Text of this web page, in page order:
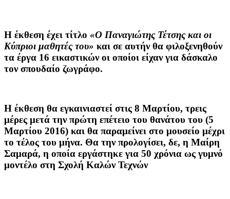
Η έκθεση έχει τίτλο «Ο Παναγιώτης Τέτσης και οι
Κύπριοι μαθητές του» και σε αυτήν θα φιλοξενηθούν
τα έργα 16 εικαστικών οι οποίοι είχαν για δάσκαλο
τον σπουδαίο ζωγράφο.
Η έκθεση θα εγκαινιαστεί στις 8 Μαρτίου, τρεις
μέρες μετά την πρώτη επέτειο του θανάτου του (5
Μαρτίου 2016) και θα παραμείνει στο μουσείο μέχρι
το τέλος του μήνα. Θα την προλογίσει, δε, η Μαίρη
Σαμαρά, η οποία εργάστηκε για 50 χρόνια ως γυμνό
μοντέλο στη Σχολή Καλών Τεχνών